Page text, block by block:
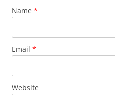
Name *
Email *
Website